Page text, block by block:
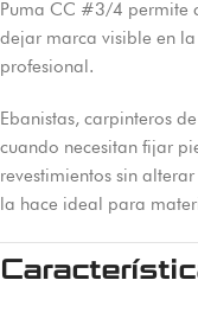
Puma CC #3/4 permite
dejar marca visible en
profesional.
Ebanistas, carpinteros
cuando necesitan fijar
revestimientos sin
la hace ideal para